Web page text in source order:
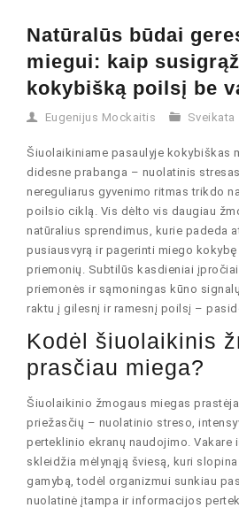
Natūralūs būdai
miegui: kaip
kokybišką poilsį be
Eugenijus Mockaitis Sveikata
Šiuolaikiniame pasaulyje kokybiškas
didesne prabanga – nuolatinis
nereguliarus gyvenimo ritmas trikdo
poilsio ciklą. Vis dėlto vis daugiau
natūralius sprendimus, kurie padeda
pusiausvyrą ir pagerinti miego
priemonių. Subtilūs kasdieniai
priemonės ir sąmoningas kūno
raktu į gilesnį ir ramesnį poilsį –
Kodėl šiuolaikinis
prasčiau miega?
Šiuolaikinio žmogaus miegas
priežasčių – nuolatinio streso,
perteklinio ekranų naudojimo. Vakare
skleidžia mėlynąją šviesą, kuri
gamybą, todėl organizmui sunkiau
nuolatinė įtampa ir informacijos